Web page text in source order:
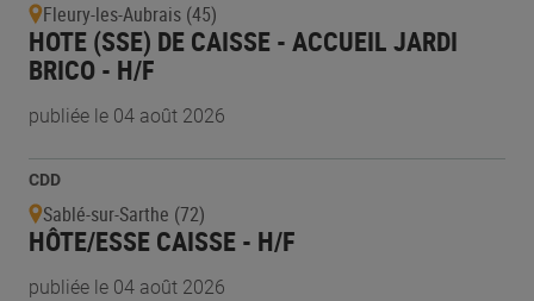
Fleury-les-Aubrais (45)
HOTE (SSE) DE CAISSE - ACCUEIL JARDI
BRICO - H/F
publiée le 04 août 2026
CDD
Sablé-sur-Sarthe (72)
HÔTE/ESSE CAISSE - H/F
publiée le 04 août 2026